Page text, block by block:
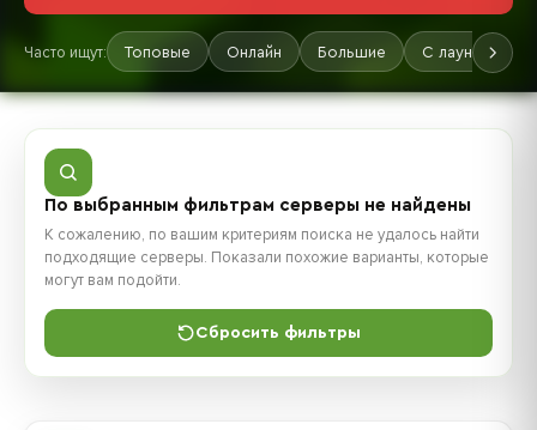
Часто ищут: Топовые Онлайн Большие С лаунчером
По выбранным фильтрам серверы не найдены
К сожалению, по вашим критериям поиска не удалось найти
подходящие серверы. Показали похожие варианты, которые
могут вам подойти.
Сбросить фильтры